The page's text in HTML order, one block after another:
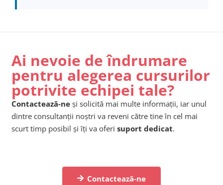
Ai nevoie de îndrumare
pentru alegerea cursurilor
potrivite echipei tale?
Contactează-ne și solicită mai multe informații, iar unul
dintre consultanții noștri va reveni către tine în cel mai
scurt timp posibil și îți va oferi suport dedicat.
Contactează-ne